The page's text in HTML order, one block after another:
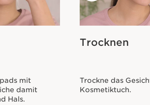
mit
damit
Hals.
Trocknen
Trockne das
Kosmetiktuch.